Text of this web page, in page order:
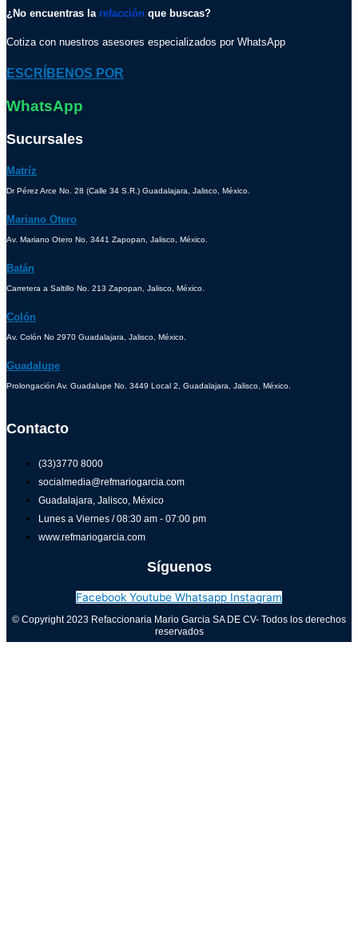
¿No encuentras la refacción que buscas?
Cotiza con nuestros asesores especializados por WhatsApp
ESCRÍBENOS POR
WhatsApp
Sucursales
Matríz
Dr Pérez Arce No. 28 (Calle 34 S.R.) Guadalajara, Jalisco, México.
Mariano Otero
Av. Mariano Otero No. 3441 Zapopan, Jalisco, México.
Batán
Carretera a Saltillo No. 213 Zapopan, Jalisco, México.
Colón
Av. Colón No 2970 Guadalajara, Jalisco, México.
Guadalupe
Prolongación Av. Guadalupe No. 3449 Local 2, Guadalajara, Jalisco, México.
Contacto
(33)3770 8000
socialmedia@refmariogarcia.com
Guadalajara, Jalisco, México
Lunes a Viernes / 08:30 am - 07:00 pm
www.refmariogarcia.com
Síguenos
Facebook Youtube Whatsapp Instagram
© Copyright 2023 Refaccionaria Mario Garcia SA DE CV- Todos los derechos
reservados